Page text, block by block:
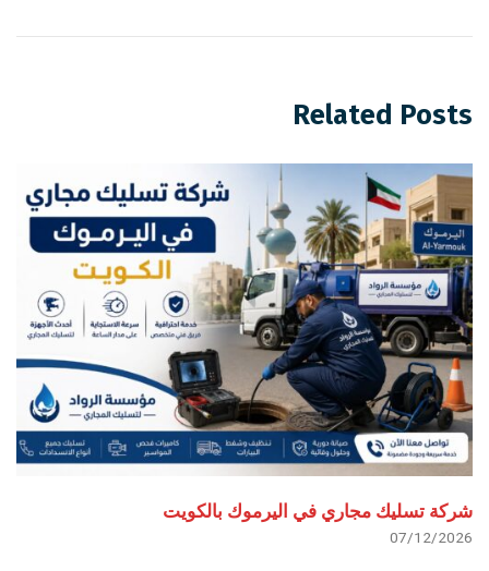
Related Posts
شركة تسليك مجاري في اليرموك بالكويت
07/12/2026